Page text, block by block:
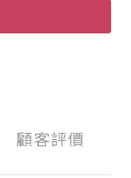
顧客評價